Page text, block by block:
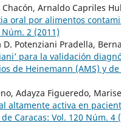
Arnaldo Capriles
oral por alimentos
2 (2011)
Potenziani Pradella,
para la validación
de Heinemann (AMS) y
Adayza Figueredo,
altamente activa en
Caracas: Vol. 120 Núm. 4